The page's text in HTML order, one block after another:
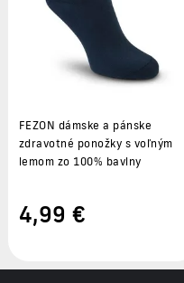
FEZON dámske a pánske
zdravotné ponožky s voľným
lemom zo 100% bavlny
4,99 €